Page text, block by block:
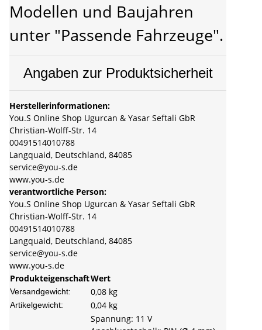
Modellen und Baujahren
unter "Passende Fahrzeuge".
Angaben zur Produktsicherheit
Herstellerinformationen:
You.S Online Shop Ugurcan & Yasar Seftali GbR
Christian-Wolff-Str. 14
00491514010788
Langquaid, Deutschland, 84085
service@you-s.de
www.you-s.de
verantwortliche Person:
You.S Online Shop Ugurcan & Yasar Seftali GbR
Christian-Wolff-Str. 14
00491514010788
Langquaid, Deutschland, 84085
service@you-s.de
www.you-s.de
ProdukteigenschaftWert
Versandgewicht: 0,08 kg
Artikelgewicht: 0,04 kg
Spannung: 11 V